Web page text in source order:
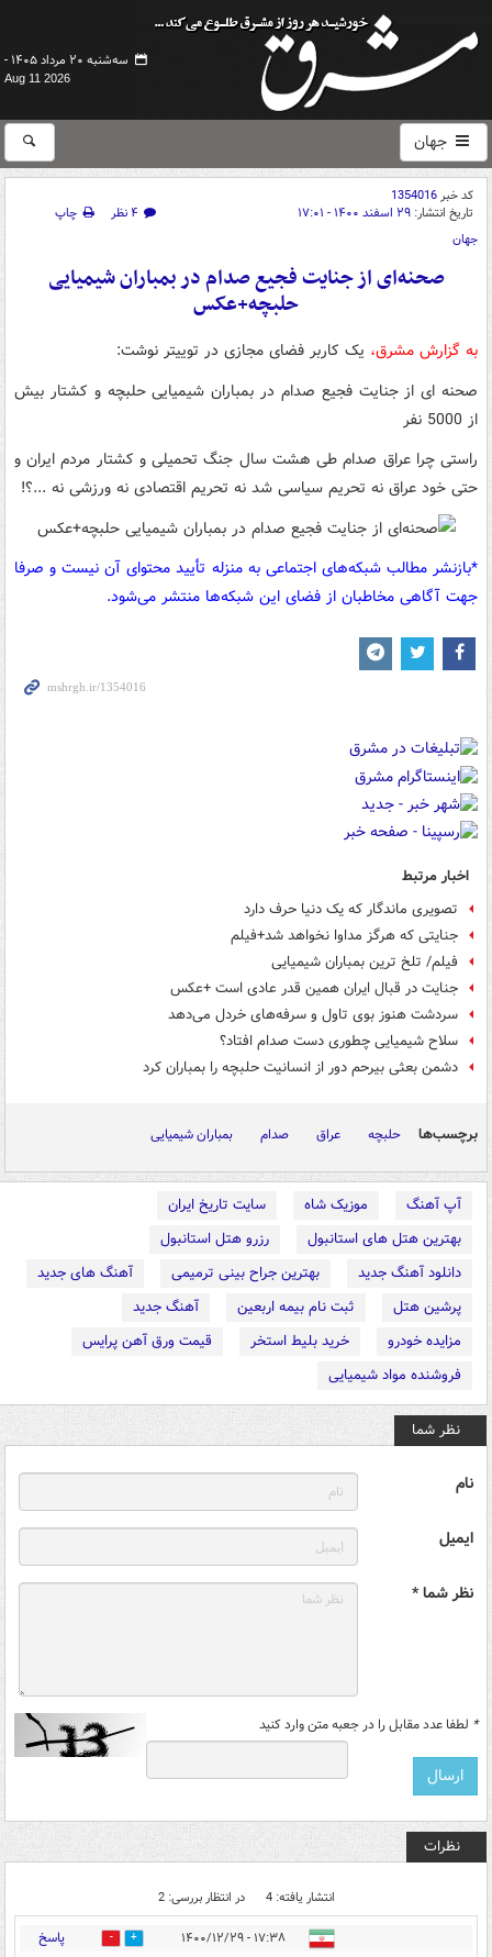
سه‌شنبه ۲۰ مرداد ۱۴۰۵ -
Aug 11 2026
جهان
کد خبر1354016
تاریخ انتشار: ۲۹ اسفند ۱۴۰۰ - ۱۷:۰۱ ۴ نظر
چاپ
جهان
صحنه‌ای از جنایت فجیع صدام در بمباران شیمیایی
حلبچه+عکس
به گزارش مشرق، یک کاربر فضای مجازی در توییتر نوشت:
‏صحنه ای از جنایت فجیع صدام در بمباران شیمیایی حلبچه و کشتار بیش
از 5000 نفر
راستی چرا عراق صدام طی هشت سال جنگ تحمیلی و کشتار مردم ایران و
حتی خود عراق نه تحریم سیاسی شد نه تحریم اقتصادی نه ورزشی نه ...؟!
*بازنشر مطالب شبکه‌های اجتماعی به منزله تأیید محتوای آن نیست و صرفا
جهت آگاهی مخاطبان از فضای این شبکه‌ها منتشر می‌شود.
اخبار مرتبط
تصویری ماندگار که یک دنیا حرف دارد
جنایتی که هرگز مداوا نخواهد شد+فیلم
فیلم/ تلخ ترین بمباران شیمیایی
جنایت در قبال ایران همین قدر عادی است +عکس
سردشت هنوز بوی تاول و سرفه‌های خردل می‌دهد
سلاح شیمیایی چطوری دست صدام افتاد؟
دشمن بعثی بیرحم دور از انسانیت حلبچه را بمباران کرد
برچسب‌ها حلبچه عراق صدام بمباران شیمیایی
آپ آهنگ موزیک شاه
سایت تاریخ ایران
بهترین هتل های استانبول
رزرو هتل استانبول
دانلود آهنگ جدید
بهترین جراح بینی ترمیمی
آهنگ های جدید
پرشین هتل
ثبت نام بیمه اربعین
آهنگ جدید
مزایده خودرو
خرید بلیط استخر
قیمت ورق آهن پرایس
فروشنده مواد شیمیایی
نظر شما
نام
ایمیل
نظر شما *
* لطفا عدد مقابل را در جعبه متن وارد کنید
نظرات
انتشار یافته: 4 در انتظار بررسی: 2
۱۷:۳۸ - ۱۴۰۰/۱۲/۲۹ 1 پاسخ